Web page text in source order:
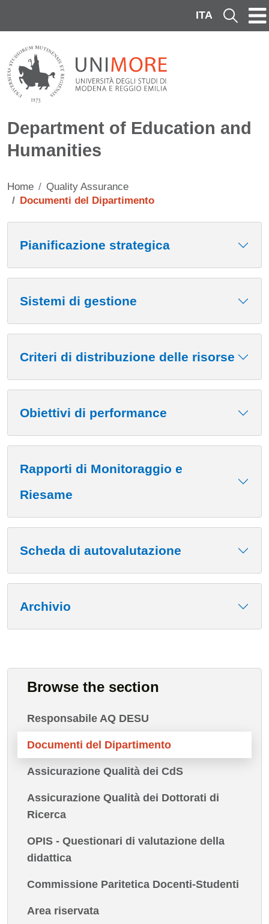
ITA Cerca
Department of Education and
Humanities
Home
Quality Assurance
Documenti del Dipartimento
Pianificazione strategica
Sistemi di gestione
Criteri di distribuzione delle risorse
Obiettivi di performance
Rapporti di Monitoraggio e
Riesame
Scheda di autovalutazione
Archivio
Browse the section
Responsabile AQ DESU
Documenti del Dipartimento
Assicurazione Qualità dei CdS
Assicurazione Qualità dei Dottorati di
Ricerca
OPIS - Questionari di valutazione della
didattica
Commissione Paritetica Docenti-Studenti
Area riservata